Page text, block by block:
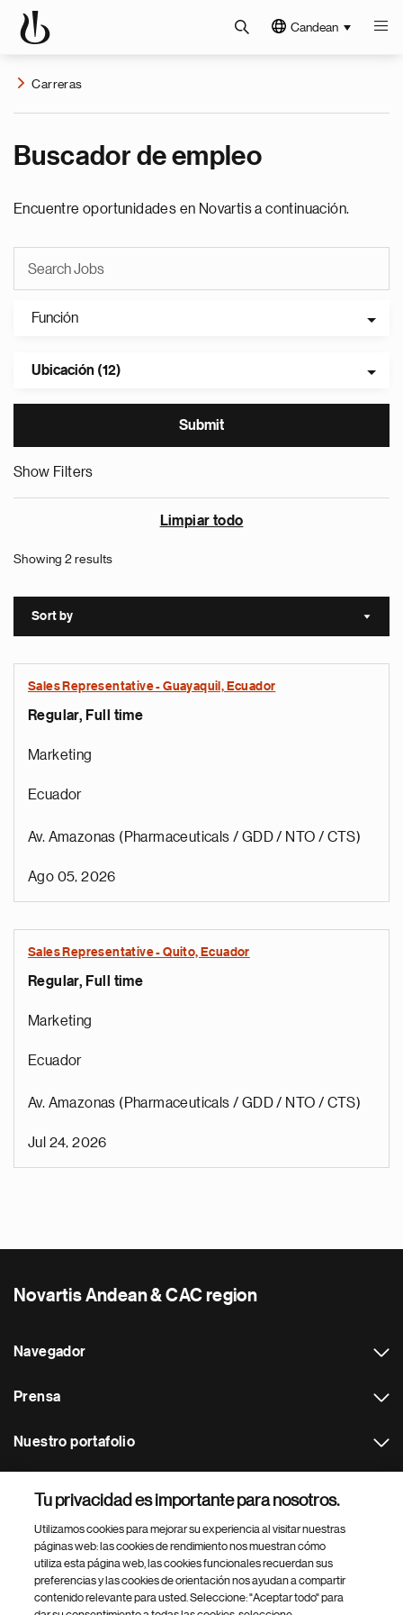
Candean
Carreras
Buscador de empleo
Encuentre oportunidades en Novartis a continuación.
Función
Ubicación (12)
Show Filters
Limpiar todo
Showing 2 results
Sort by Sort
Sales Representative - Guayaquil, Ecuador
Regular, Full time
Marketing
Ecuador
Av. Amazonas (Pharmaceuticals / GDD / NTO / CTS)
Ago 05, 2026
Sales Representative - Quito, Ecuador
Regular, Full time
Marketing
Ecuador
Av. Amazonas (Pharmaceuticals / GDD / NTO / CTS)
Jul 24, 2026
Novartis Andean & CAC region
Navegador
Prensa
Nuestro portafolio
Footer Site Search
Tu privacidad es importante para nosotros.
Utilizamos cookies para mejorar su experiencia al visitar nuestras
páginas web: las cookies de rendimiento nos muestran cómo
utiliza esta página web, las cookies funcionales recuerdan sus
preferencias y las cookies de orientación nos ayudan a compartir
contenido relevante para usted. Seleccione: "Aceptar todo" para